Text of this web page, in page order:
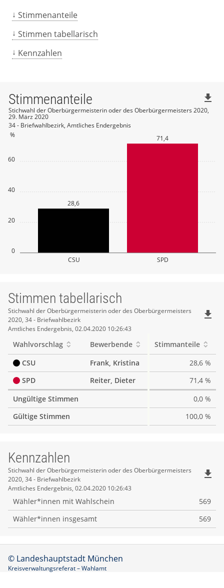
Stimmenanteile
Stimmen tabellarisch
Kennzahlen
0
20
40
60
%
CSU SPD
28,6
71,4
Stimmenanteile
Stichwahl der Oberbürgermeisterin oder des Oberbürgermeisters 2020,
29. März 2020
34 - Briefwahlbezirk, Amtliches Endergebnis
file_download
Stimmen tabellarisch
Stimmen
tabellarisch
Stichwahl der Oberbürgermeisterin oder des Oberbürgermeisters
2020, 34 - Briefwahlbezirk
Amtliches Endergebnis, 02.04.2020 10:26:43
file_download
Wahlvorschlag Bewerbende
Stimmanteile
CSU
Frank, Kristina
28,6 %
SPD
Reiter, Dieter
71,4 %
Ungültige Stimmen
0,0 %
Gültige Stimmen
100,0 %
Kennzahlen
Kennzahlen
Stichwahl der Oberbürgermeisterin oder des Oberbürgermeisters
2020, 34 - Briefwahlbezirk
Amtliches Endergebnis, 02.04.2020 10:26:43
file_download
Wähler*innen mit Wahlschein
569
Wähler*innen insgesamt
569
© Landeshauptstadt München
Kreisverwaltungsreferat – Wahlamt